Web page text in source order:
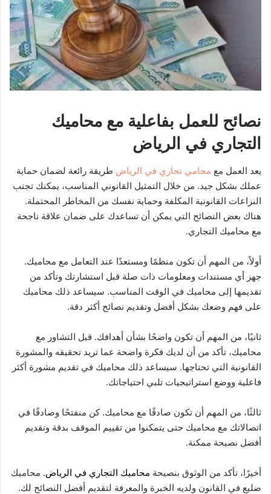
نصائح للعمل بفاعلية مع محاميك
التجاري في الرياض
يعد العمل مع محامي تجاري في الرياض طريقة رائعة لضمان حماية
عملك بشكل جيد. من خلال التمثيل القانوني المناسب، يمكنك تجنب
النزاعات القانونية المكلفة وحماية نفسك من المخاطر المحتملة.
هناك بعض النصائح التي يمكن أن تساعدك على ضمان علاقة ناجحة
مع محاميك التجاري.
أولاً، من المهم أن تكون منظمًا ومستعدًا عند التعامل مع محاميك.
جهز أي مستندات ومعلومات ذات صلة قبل استشارتك وتأكد من
تقديمها إلى محاميك في الوقت المناسب. سيساعد ذلك محاميك
على فهم وضعك بشكل أفضل وتقديم نصائح أكثر دقة.
ثانيًا، من المهم أن تكون واضحًا بشأن أهدافك. قبل التشاور مع
محاميك، تأكد من أن لديك فكرة واضحة عما تريد تحقيقه والمشورة
القانونية التي تحتاجها. سيساعد ذلك محاميك في تقديم مشورة أكثر
فاعلية ووضع استراتيجيات تلبي احتياجاتك.
ثالثًا، من المهم أن تكون صادقًا مع محاميك. كن منفتحًا وصادقًا في
اتصالاتك مع محاميك حتى يتمكنوا من تقييم الموقف بدقة وتقديم
أفضل نصيحة ممكنة.
أخيرًا، تأكد من الوثوق بنصيحة محاميك التجاري في الرياض. محاميك
ضليع في القانون ولديه الخبرة والمعرفة لتقديم أفضل النصائح لك.